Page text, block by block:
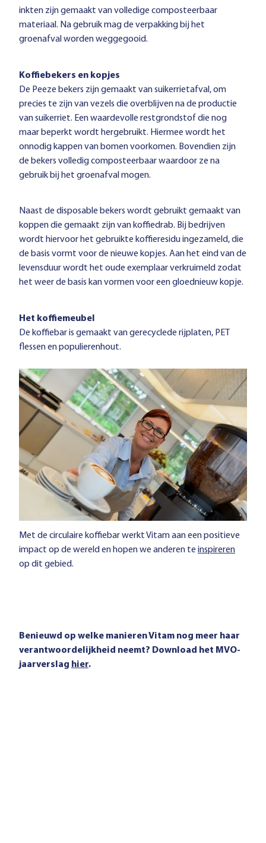
inkten zijn gemaakt van volledige composteerbaar
materiaal. Na gebruik mag de verpakking bij het
groenafval worden weggegooid.
Koffiebekers en kopjes
De Peeze bekers zijn gemaakt van suikerrietafval, om
precies te zijn van vezels die overblijven na de productie
van suikerriet. Een waardevolle restgrondstof die nog
maar beperkt wordt hergebruikt. Hiermee wordt het
onnodig kappen van bomen voorkomen. Bovendien zijn
de bekers volledig composteerbaar waardoor ze na
gebruik bij het groenafval mogen.
Naast de disposable bekers wordt gebruikt gemaakt van
koppen die gemaakt zijn van koffiedrab. Bij bedrijven
wordt hiervoor het gebruikte koffieresidu ingezameld, die
de basis vormt voor de nieuwe kopjes. Aan het eind van de
levensduur wordt het oude exemplaar verkruimeld zodat
het weer de basis kan vormen voor een gloednieuw kopje.
Het koffiemeubel
De koffiebar is gemaakt van gerecyclede rijplaten, PET
flessen en populierenhout.
Met de circulaire koffiebar werkt Vitam aan een positieve
impact op de wereld en hopen we anderen te inspireren
op dit gebied.
Benieuwd op welke manieren Vitam nog meer haar
verantwoordelijkheid neemt? Download het MVO-
jaarverslag hier.